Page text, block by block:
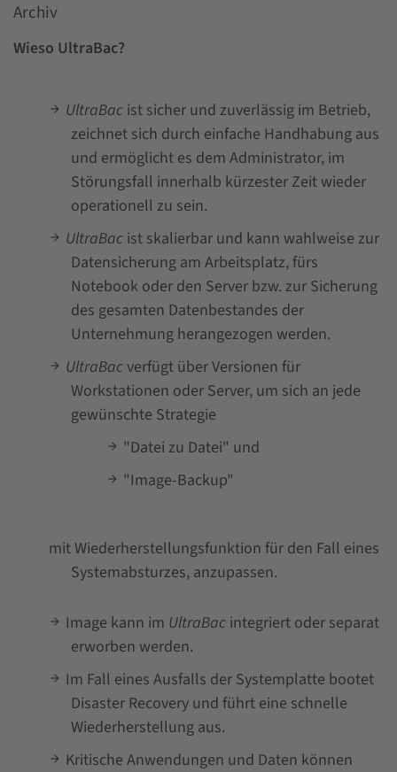
Archiv
Wieso UltraBac?
UltraBacist sicher und zuverlässig im Betrieb,
zeichnet sich durch einfache Handhabung aus
und ermöglicht es dem Administrator, im
Störungsfall innerhalb kürzester Zeit wieder
operationell zu sein.
UltraBacist skalierbar und kann wahlweise zur
Datensicherung am Arbeitsplatz, fürs
Notebook oder den Server bzw. zur Sicherung
des gesamten Datenbestandes der
Unternehmung herangezogen werden.
UltraBacverfügt über Versionen für
Workstationen oder Server, um sich an jede
gewünschte Strategie
"Datei zu Datei" und
"Image-Backup"
mit Wiederherstellungsfunktion für den Fall eines
Systemabsturzes, anzupassen.
Image kann im UltraBacintegriert oder separat
erworben werden.
Im Fall eines Ausfalls der Systemplatte bootet
Disaster Recovery und führt eine schnelle
Wiederherstellung aus.
Kritische Anwendungen und Daten können